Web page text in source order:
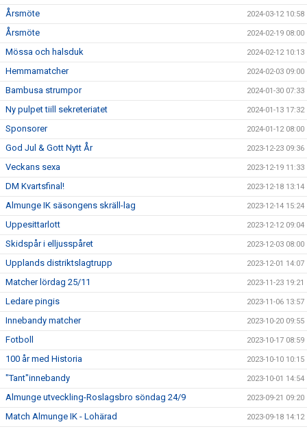
Årsmöte 2024-03-12 10:58
Årsmöte 2024-02-19 08:00
Mössa och halsduk 2024-02-12 10:13
Hemmamatcher 2024-02-03 09:00
Bambusa strumpor 2024-01-30 07:33
Ny pulpet tiill sekreteriatet 2024-01-13 17:32
Sponsorer 2024-01-12 08:00
God Jul & Gott Nytt År 2023-12-23 09:36
Veckans sexa 2023-12-19 11:33
DM Kvartsfinal! 2023-12-18 13:14
Almunge IK säsongens skräll-lag 2023-12-14 15:24
Uppesittarlott 2023-12-12 09:04
Skidspår i elljusspåret 2023-12-03 08:00
Upplands distriktslagtrupp 2023-12-01 14:07
Matcher lördag 25/11 2023-11-23 19:21
Ledare pingis 2023-11-06 13:57
Innebandy matcher 2023-10-20 09:55
Fotboll 2023-10-17 08:59
100 år med Historia 2023-10-10 10:15
"Tant"innebandy 2023-10-01 14:54
Almunge utveckling-Roslagsbro söndag 24/9 2023-09-21 09:20
Match Almunge IK - Lohärad 2023-09-18 14:12